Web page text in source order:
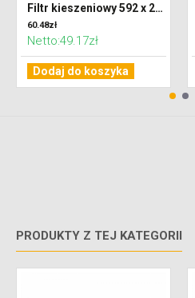
Filtr kieszeniowy 592 x 287 x 300 klasa M5 (ePM10)
60.48zł
Netto:49.17zł
Dodaj do koszyka
PRODUKTY Z TEJ KATEGORII